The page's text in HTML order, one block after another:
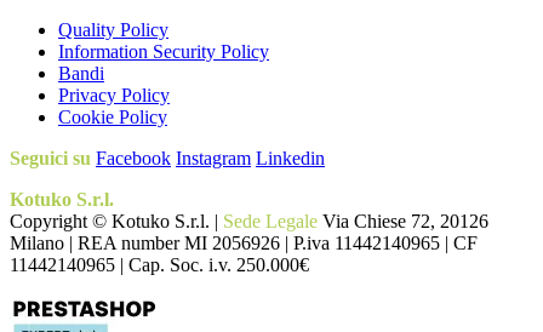
Quality Policy
Information Security Policy
Bandi
Privacy Policy
Cookie Policy
Seguici su Facebook Instagram Linkedin
Kotuko S.r.l.
Copyright © Kotuko S.r.l. | Sede Legale Via Chiese 72, 20126
Milano | REA number MI 2056926 | P.iva 11442140965 | CF
11442140965 | Cap. Soc. i.v. 250.000€